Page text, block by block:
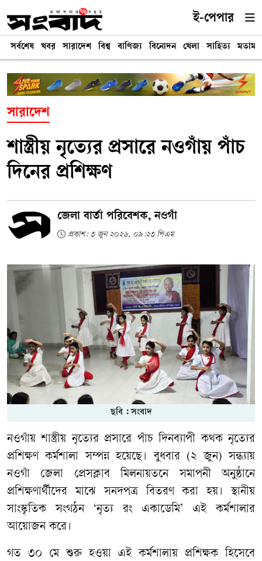
ই-পেপার
সর্বশেষ খবর সারাদেশ বিশ্ব বাণিজ্য বিনোদন খেলা সাহিত্য মতামত
সারাদেশ
শাস্ত্রীয় নৃত্যের প্রসারে নওগাঁয় পাঁচ
দিনের প্রশিক্ষণ
জেলা বার্তা পরিবেশক, নওগাঁ
প্রকাশ: ৩ জুন ২০২৬, ০৯:২৩ পিএম
ছবি : সংবাদ
নওগাঁয় শাস্ত্রীয় নৃত্যের প্রসারে পাঁচ দিনব্যাপী কথক নৃত্যের
প্রশিক্ষণ কর্মশালা সম্পন্ন হয়েছে। বুধবার (২ জুন) সন্ধ্যায়
নওগাঁ জেলা প্রেসক্লাব মিলনায়তনে সমাপনী অনুষ্ঠানে
প্রশিক্ষণার্থীদের মাঝে সনদপত্র বিতরণ করা হয়। স্থানীয়
সাংস্কৃতিক সংগঠন ‘নৃত্য রং একাডেমি’ এই কর্মশালার
আয়োজন করে।
গত ৩০ মে শুরু হওয়া এই কর্মশালায় প্রশিক্ষক হিসেবে